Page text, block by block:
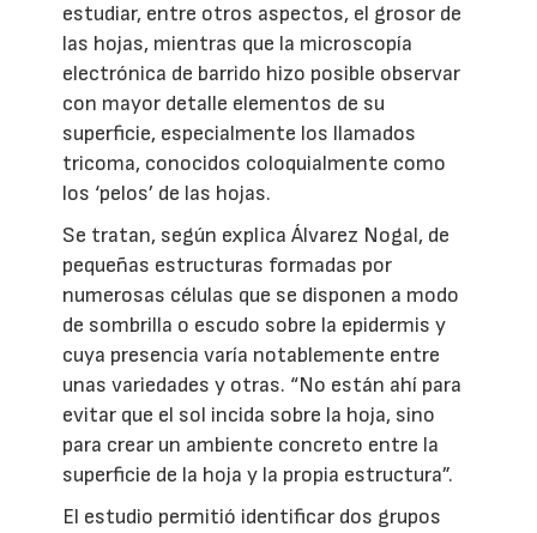
estudiar, entre otros aspectos, el grosor de
las hojas, mientras que la microscopía
electrónica de barrido hizo posible observar
con mayor detalle elementos de su
superficie, especialmente los llamados
tricoma, conocidos coloquialmente como
los ‘pelos’ de las hojas.
Se tratan, según explica Álvarez Nogal, de
pequeñas estructuras formadas por
numerosas células que se disponen a modo
de sombrilla o escudo sobre la epidermis y
cuya presencia varía notablemente entre
unas variedades y otras. “No están ahí para
evitar que el sol incida sobre la hoja, sino
para crear un ambiente concreto entre la
superficie de la hoja y la propia estructura”.
El estudio permitió identificar dos grupos